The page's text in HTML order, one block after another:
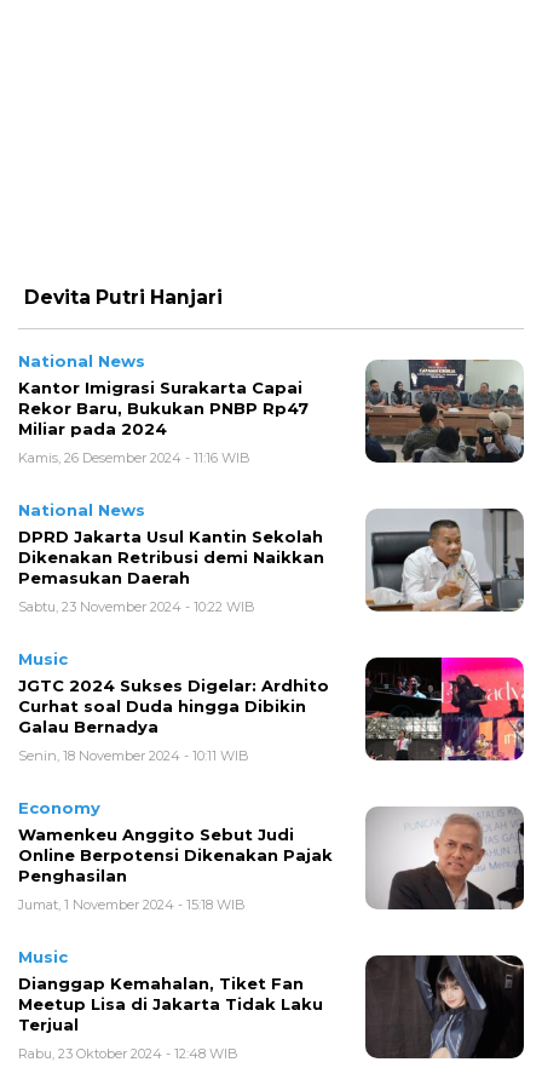
Devita Putri Hanjari
National News
Kantor Imigrasi Surakarta Capai
Rekor Baru, Bukukan PNBP Rp47
Miliar pada 2024
Kamis, 26 Desember 2024 - 11:16 WIB
National News
DPRD Jakarta Usul Kantin Sekolah
Dikenakan Retribusi demi Naikkan
Pemasukan Daerah
Sabtu, 23 November 2024 - 10:22 WIB
Music
JGTC 2024 Sukses Digelar: Ardhito
Curhat soal Duda hingga Dibikin
Galau Bernadya
Senin, 18 November 2024 - 10:11 WIB
Economy
Wamenkeu Anggito Sebut Judi
Online Berpotensi Dikenakan Pajak
Penghasilan
Jumat, 1 November 2024 - 15:18 WIB
Music
Dianggap Kemahalan, Tiket Fan
Meetup Lisa di Jakarta Tidak Laku
Terjual
Rabu, 23 Oktober 2024 - 12:48 WIB